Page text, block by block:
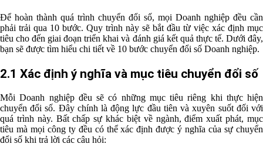
Để hoàn thành quá trình chuyển đổi số, mọi Doanh nghiệp đều cần
phải trải qua 10 bước. Quy trình này sẽ bắt đầu từ việc xác định mục
tiêu cho đến giai đoạn triển khai và đánh giá kết quả thực tế. Dưới đây,
bạn sẽ được tìm hiểu chi tiết về 10 bước chuyển đổi số Doanh nghiệp.
2.1 Xác định ý nghĩa và mục tiêu chuyển đổi số
Mỗi Doanh nghiệp đều sẽ có những mục tiêu riêng khi thực hiện
chuyển đổi số. Đây chính là động lực đầu tiên và xuyên suốt đối với
quá trình này. Bất chấp sự khác biệt về ngành, điểm xuất phát, mục
tiêu mà mọi công ty đều có thể xác định được ý nghĩa của sự chuyển
đổi số khi trả lời các câu hỏi: